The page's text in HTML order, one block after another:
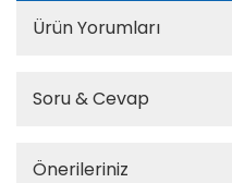
Ürün Yorumları
Soru & Cevap
Önerileriniz